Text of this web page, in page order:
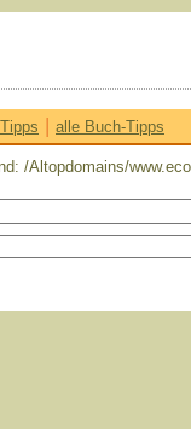
| alle Buch-Tipps
/Altopdomains/